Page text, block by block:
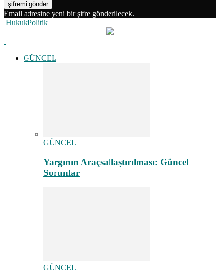
Email adresine yeni bir şifre gönderilecek.
HukukPolitik
GÜNCEL
GÜNCEL
Yargının Araçsallaştırılması: Güncel
Sorunlar
GÜNCEL